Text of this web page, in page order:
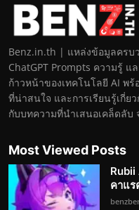
Benz.in.th | แหล่งข้อมูลครบ
ChatGPT Prompts ความรู้
ก้าวหน้าของเทคโนโลยี AI พ
ที่น่าสนใจ และการเรียนรู้เกี่ย
กับบทความที่นำเสนอเคล็ดลับ
Most Viewed Posts
Rubii
คาแร